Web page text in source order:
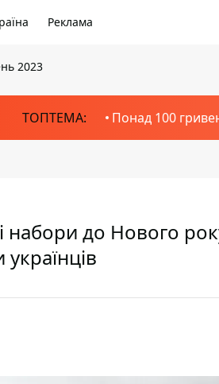
Реклама
2023
ТОПТЕМА: Понад 100
набори до Нового